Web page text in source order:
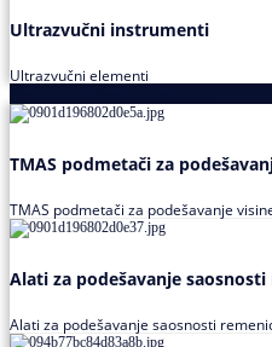
Ultrazvučni instrumenti
Ultrazvučni elementi
TMAS podmetači za
TMAS podmetači za podešavanje
Alati za podešavanje saosnosti
Alati za podešavanje saosnosti